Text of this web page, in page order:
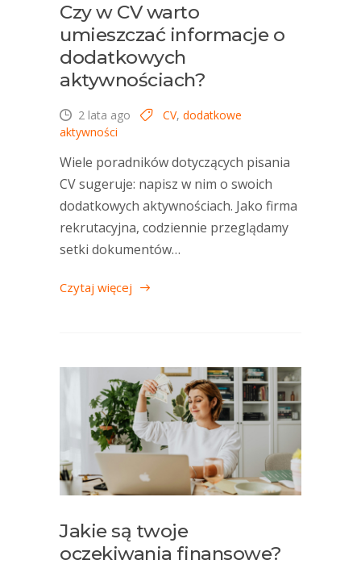
Czy w CV warto
umieszczać informacje o
dodatkowych
aktywnościach?
2 lata ago CV, dodatkowe
aktywności
Wiele poradników dotyczących pisania
CV sugeruje: napisz w nim o swoich
dodatkowych aktywnościach. Jako firma
rekrutacyjna, codziennie przeglądamy
setki dokumentów…
Czytaj więcej
Jakie są twoje
oczekiwania finansowe?